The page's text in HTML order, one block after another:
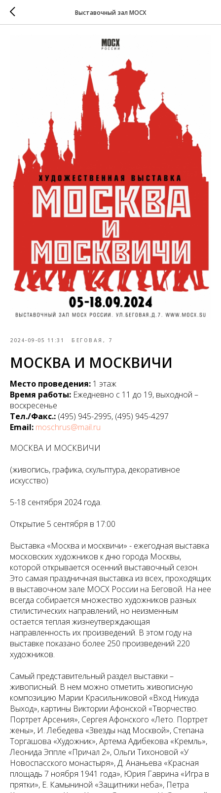
Выставочный зал МОСХ
2024-09-05 11:31 БЕГОВАЯ, 7
МОСКВА И МОСКВИЧИ
Место проведения: 1 этаж
Время работы: Ежедневно с 11 до 19, выходной –
воскресенье
Тел./Факс.: (495) 945-2995, (495) 945-4297
Email: moschrus@mail.ru
МОСКВА И МОСКВИЧИ
(живопись, графика, скульптура, декоративное
искусство)
5-18 сентября 2024 года.
Открытие 5 сентября в 17:00
Выставка «Москва и москвичи» - ежегодная выставка
московских художников к дню города Москвы,
которой открывается осенний выставочный сезон.
Это самая праздничная выставка из всех, проходящих
в выставочном зале МОСХ России на Беговой. На нее
всегда собирается множество художников разных
стилистических направлений, но неизменным
остается теплая жизнеутверждающая
направленность их произведений. В этом году на
выставке показано более 250 произведений 220
художников.
Самый представительный раздел выставки –
живописный. В нем можно отметить живописную
композицию Марии Красильниковой «Вход Никуда
Выход», картины Виктории Афонской «Творчество.
Портрет Арсения», Сергея Афонского «Лето. Портрет
жены», И. Лебедева «Звезды над Москвой», Степана
Торгашова «Художник», Артема Адибекова «Кремль»,
Леонида Эппле «Причал 2», Ольги Тихоновой «У
Новоспасского монастыря», Д. Ананьева «Красная
площадь 7 ноября 1941 года», Юрия Гаврина «Игра в
прятки», Е. Камыниной «Защитники неба», Петра